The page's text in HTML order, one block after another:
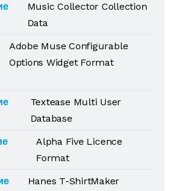
Music Collector Collection
Data
Adobe Muse Configurable
Options Widget Format
Textease Multi User
Database
Alpha Five Licence
Format
Hanes T-ShirtMaker